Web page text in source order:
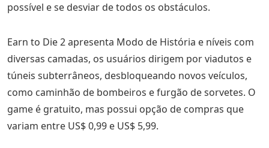
possível e se desviar de todos os obstáculos.
Earn to Die 2 apresenta Modo de História e níveis com
diversas camadas, os usuários dirigem por viadutos e
túneis subterrâneos, desbloqueando novos veículos,
como caminhão de bombeiros e furgão de sorvetes. O
game é gratuito, mas possui opção de compras que
variam entre US$ 0,99 e US$ 5,99.